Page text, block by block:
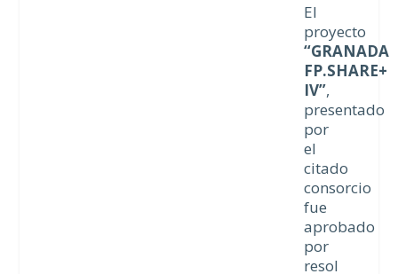
El
proyecto
“GRANADA
FP.SHARE+
IV”,
presentado
por
el
citado
consorcio
fue
aprobado
por
resol